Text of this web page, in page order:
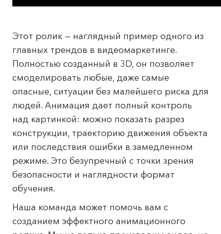
Этот ролик — наглядный пример одного из
главных трендов в видеомаркетинге.
Полностью созданный в 3D, он позволяет
смоделировать любые, даже самые
опасные, ситуации без малейшего риска для
людей. Анимация дает полный контроль
над картинкой: можно показать разрез
конструкции, траекторию движения объекта
или последствия ошибки в замедленном
режиме. Это безупречный с точки зрения
безопасности и наглядности формат
обучения.
Наша команда может помочь вам с
созданием эффектного анимационного